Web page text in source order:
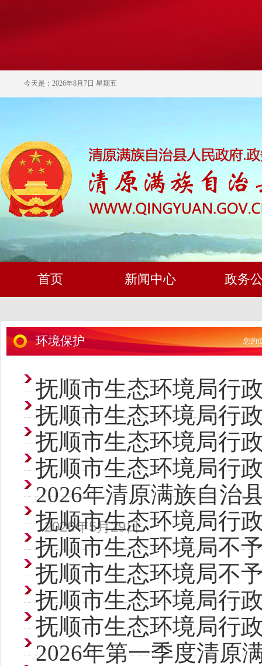
今天是：2026年8月7日 星期五
首页 新闻中心 政务
环境保护 您的
抚顺市生态环境局行
抚顺市生态环境局行
抚顺市生态环境局行
抚顺市生态环境局行
2026年清原满族自治
2026年5月29日
抚顺市生态环境局行
抚顺市生态环境局不
抚顺市生态环境局不
抚顺市生态环境局行
抚顺市生态环境局行
2026年第一季度清原